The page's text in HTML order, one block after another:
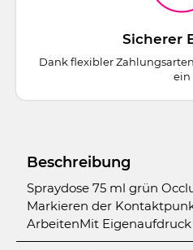
Sicherer
Dank flexibler
ein
Beschreibung
Spraydose 75 ml grün
Markieren der
ArbeitenMit